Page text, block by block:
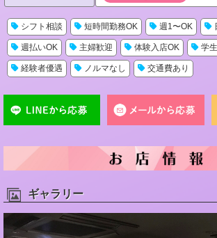
シフト相談 短時間勤務OK 週1〜OK
週払いOK 主婦歓迎 体験入店OK 学
経験者優遇 ノルマなし 交通費あり
ギャラリー